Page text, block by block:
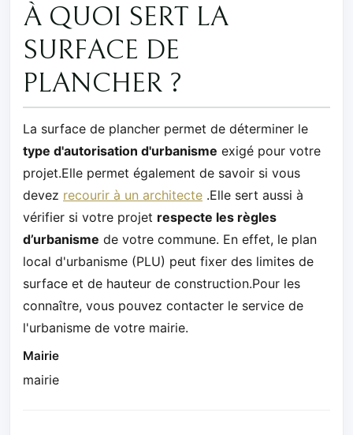
À QUOI SERT LA
SURFACE DE
PLANCHER ?
La surface de plancher permet de déterminer le
type d'autorisation d'urbanisme exigé pour votre
projet.Elle permet également de savoir si vous
devez recourir à un architecte .Elle sert aussi à
vérifier si votre projet respecte les règles
d’urbanisme de votre commune. En effet, le plan
local d'urbanisme (PLU) peut fixer des limites de
surface et de hauteur de construction.Pour les
connaître, vous pouvez contacter le service de
l'urbanisme de votre mairie.
Mairie
mairie